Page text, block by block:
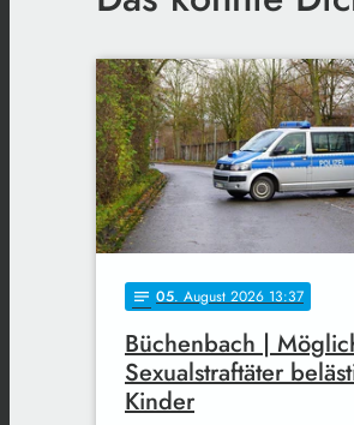
notes 05. August 2026 13:37
Büchenbach |
Sexualstraftäter
Kinder